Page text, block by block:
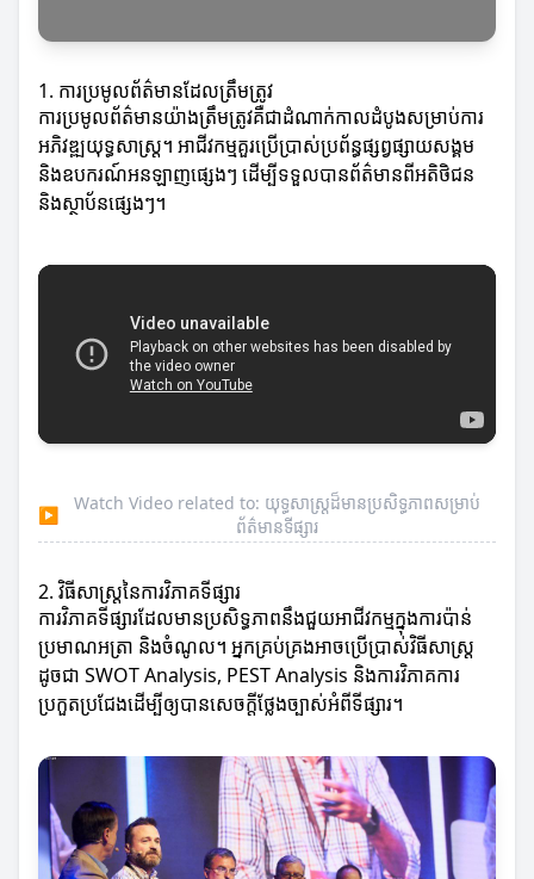
1. ការប្រមូលព័ត៌មានដែលត្រឹមត្រូវ
ការប្រមូលព័ត៌មានយ៉ាងត្រឹមត្រូវគឺជាដំណាក់កាលដំបូងសម្រាប់ការ
អភិវឌ្ឍយុទ្ធសាស្ត្រ។ អាជីវកម្មគួរប្រើប្រាស់ប្រព័ន្ធផ្សព្វផ្សាយសង្គម
និងឧបករណ៍អនឡាញផ្សេងៗ ដើម្បីទទួលបានព័ត៌មានពីអតិថិជន
និងស្ថាប័នផ្សេងៗ។
▶
Watch Video related to: យុទ្ធសាស្ត្រដ៏មានប្រសិទ្ធភាពសម្រាប់
ព័ត៌មានទីផ្សារ
2. វិធីសាស្ត្រនៃការវិភាគទីផ្សារ
ការវិភាគទីផ្សារដែលមានប្រសិទ្ធភាពនឹងជួយអាជីវកម្មក្នុងការប៉ាន់
ប្រមាណអត្រា និងចំណូល។ អ្នកគ្រប់គ្រងអាចប្រើប្រាស់វិធីសាស្ត្រ
ដូចជា SWOT Analysis, PEST Analysis និងការវិភាគការ
ប្រកួតប្រជែងដើម្បីឲ្យបានសេចក្តីថ្លែងច្បាស់អំពីទីផ្សារ។